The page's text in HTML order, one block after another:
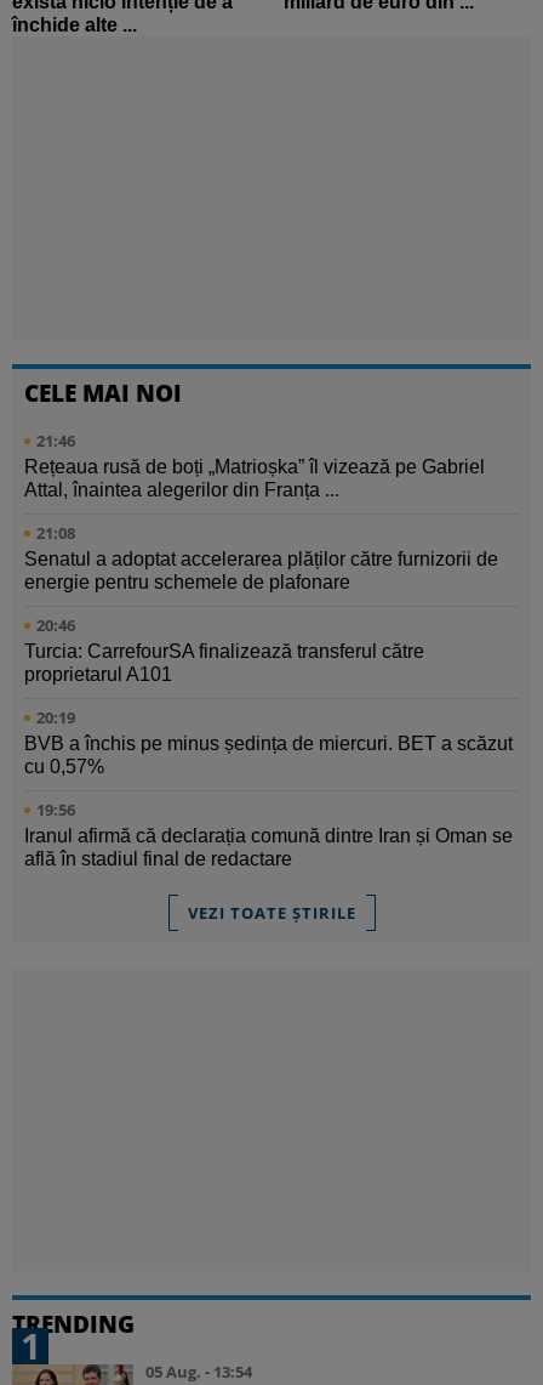
închide alte ...
CELE MAI NOI
21:46
Rețeaua rusă de boți „Matrioșka” îl vizează pe Gabriel
Attal, înaintea alegerilor din Franța ...
21:08
Senatul a adoptat accelerarea plăților către furnizorii de
energie pentru schemele de plafonare
20:46
Turcia: CarrefourSA finalizează transferul către
proprietarul A101
20:19
BVB a închis pe minus ședința de miercuri. BET a scăzut
cu 0,57%
19:56
Iranul afirmă că declarația comună dintre Iran și Oman se
află în stadiul final de redactare
VEZI TOATE ȘTIRILE
TRENDING
1
05 Aug. - 13:54